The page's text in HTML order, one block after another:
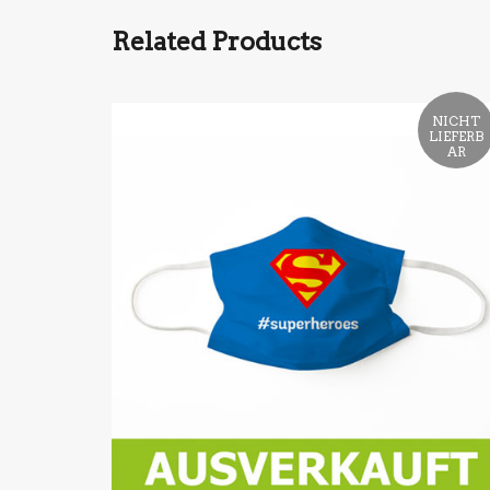
Related Products
NICHT
LIEFERB
AR